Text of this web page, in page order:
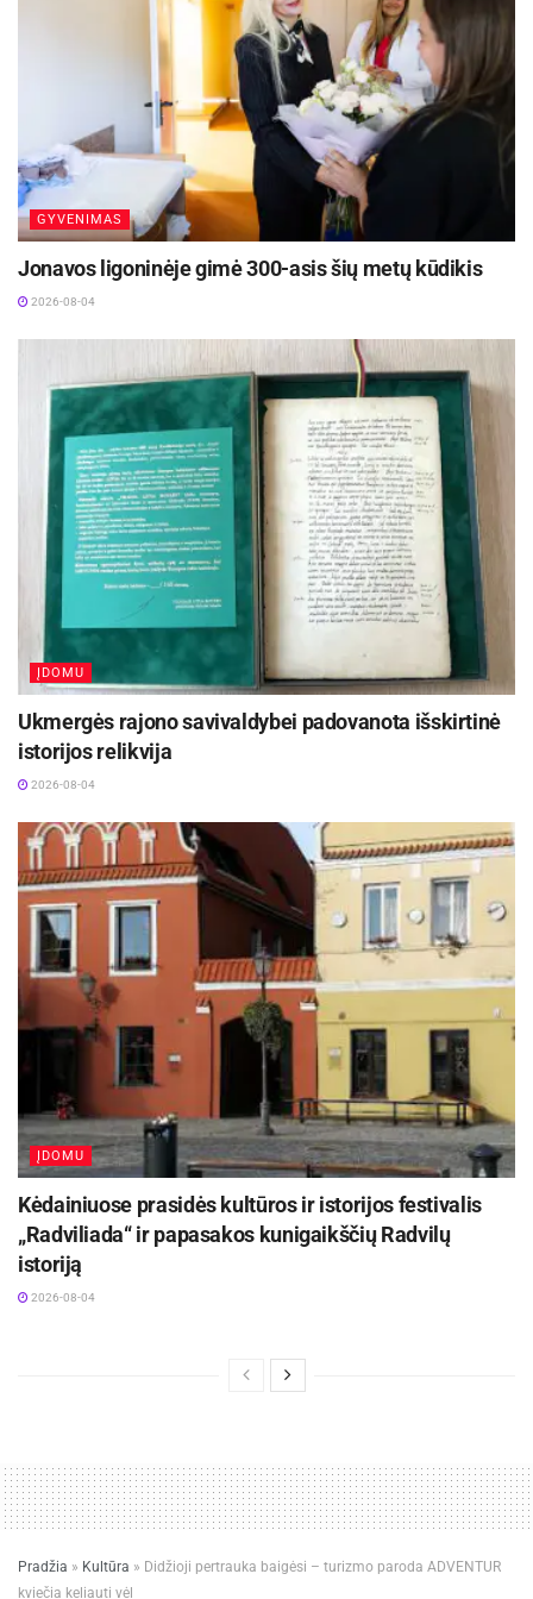
atveju, nusiskundimai dėl komplekte esančio
įrenginio gali būti pareikšti per pagrindinio
gaminio kokybės garantijos terminą.
GYVENIMAS
Jonavos ligoninėje gimė 300-asis šių metų kūdikis
2026-08-04
ĮDOMU
Ukmergės rajono savivaldybei padovanota išskirtinė
istorijos relikvija
2026-08-04
ĮDOMU
Kėdainiuose prasidės kultūros ir istorijos festivalis
„Radviliada“ ir papasakos kunigaikščių Radvilų
istoriją
2026-08-04
Pradžia » Kultūra » Didžioji pertrauka baigėsi – turizmo paroda ADVENTUR
kviečia keliauti vėl